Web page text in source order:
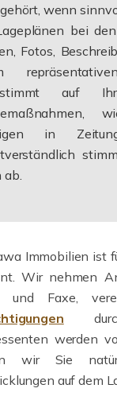
wenn
bei
Fotos,
auf
in
ab.
Immobilien ist
Wir nehmen
und Faxe,
werden
wir Sie
auf dem